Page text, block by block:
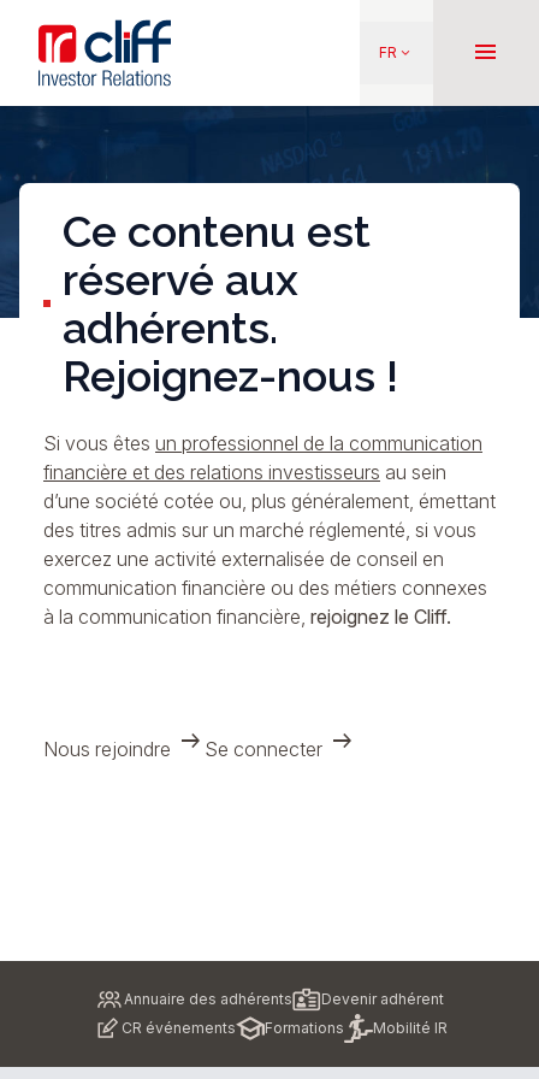
contenu
principal
Aller directement au contenu
FR keyboard_arrow_down menu
Ce contenu est
réservé aux
adhérents.
Rejoignez-nous !
Si vous êtes un professionnel de la communication
financière et des relations investisseurs au sein
d’une société cotée ou, plus généralement, émettant
des titres admis sur un marché réglementé, si vous
exercez une activité externalisée de conseil en
communication financière ou des métiers connexes
à la communication financière, rejoignez le Cliff.
Nous rejoindre arrow_right_alt Se connecter arrow_right_alt
Annuaire des adhérents
Devenir adhérent
CR événements
Formations Mobilité IR